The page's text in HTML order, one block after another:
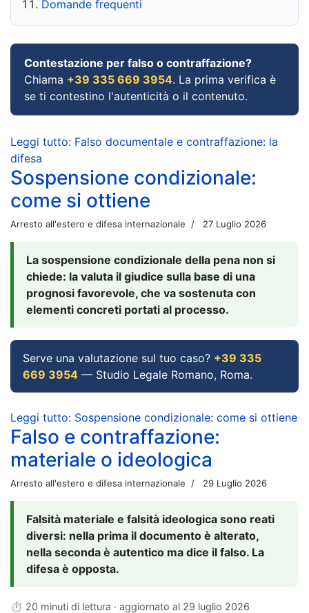
Domande frequenti
Contestazione per falso o contraffazione?
Chiama +39 335 669 3954. La prima verifica è
se ti contestino l'autenticità o il contenuto.
Leggi tutto: Falso documentale e contraffazione: la
difesa
Sospensione condizionale:
come si ottiene
Arresto all'estero e difesa internazionale 27 Luglio 2026
La sospensione condizionale della pena non si
chiede: la valuta il giudice sulla base di una
prognosi favorevole, che va sostenuta con
elementi concreti portati al processo.
Serve una valutazione sul tuo caso? +39 335
669 3954 — Studio Legale Romano, Roma.
Leggi tutto: Sospensione condizionale: come si ottiene
Falso e contraffazione:
materiale o ideologica
Arresto all'estero e difesa internazionale 29 Luglio 2026
Falsità materiale e falsità ideologica sono reati
diversi: nella prima il documento è alterato,
nella seconda è autentico ma dice il falso. La
difesa è opposta.
⏱ 20 minuti di lettura · aggiornato al 29 luglio 2026